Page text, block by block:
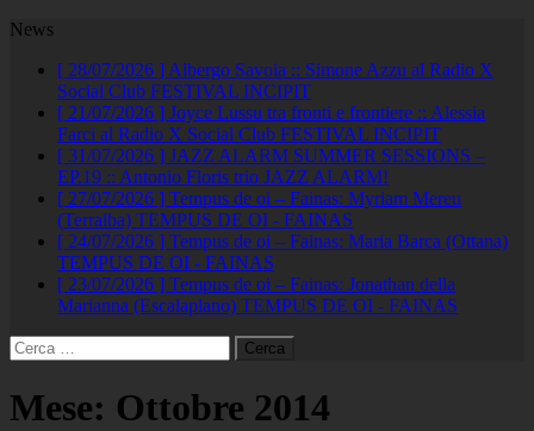
News
[ 28/07/2026 ] Albergo Savoia :: Simone Azzu al Radio X
Social Club FESTIVAL INCIPIT
[ 21/07/2026 ] Joyce Lussu tra fronti e frontiere :: Alessia
Farci al Radio X Social Club FESTIVAL INCIPIT
[ 31/07/2026 ] JAZZ ALARM SUMMER SESSIONS –
EP.19 :: Antonio Floris trio JAZZ ALARM!
[ 27/07/2026 ] Tempus de oi – Fainas: Myriam Mereu
(Terralba) TEMPUS DE OI - FAINAS
[ 24/07/2026 ] Tempus de oi – Fainas: Maria Barca (Ottana)
TEMPUS DE OI - FAINAS
[ 23/07/2026 ] Tempus de oi – Fainas: Jonathan della
Marianna (Escalaplano) TEMPUS DE OI - FAINAS
Ricerca
per:
Mese: Ottobre 2014